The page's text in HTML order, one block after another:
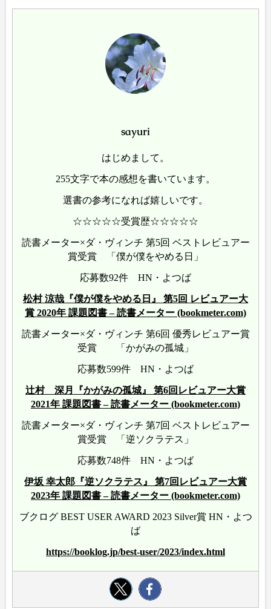
sayuri
はじめまして。
255文字で本の感想を書いています。
選書の参考になれば嬉しいです。
☆☆☆☆☆受賞歴☆☆☆☆☆
読書メーター×ダ・ヴィンチ 第5回 ベストレビュアー
賞受賞 「僕が僕をやめる日」
応募数92件 HN・よつば
松村 涼哉『僕が僕をやめる日』 第5回 レビュアー大
賞 2020年 課題図書 – 読書メーター (bookmeter.com)
読書メーター×ダ・ヴィンチ 第6回 優秀レビュアー賞
受賞 「かがみの孤城」
応募数599件 HN・よつば
辻村 深月『かがみの孤城』 第6回レビュアー大賞
2021年 課題図書 – 読書メーター (bookmeter.com)
読書メーター×ダ・ヴィンチ 第7回 ベストレビュアー
賞受賞 「逆ソクラテス」
応募数748件 HN・よつば
伊坂 幸太郎『逆ソクラテス』 第7回レビュアー大賞
2023年 課題図書 – 読書メーター (bookmeter.com)
ブクログ BEST USER AWARD 2023 Silver賞 HN・よつ
ば
https://booklog.jp/best-user/2023/index.html